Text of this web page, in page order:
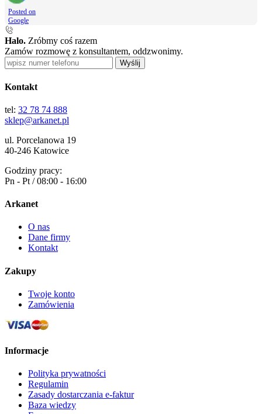
Posted on
Google
Halo. Zróbmy coś razem
Zamów rozmowę z konsultantem, oddzwonimy.
Wyślij
Kontakt
tel: 32 78 74 888
sklep@arkanet.pl
ul. Porcelanowa 19
40-246 Katowice
Godziny pracy:
Pn - Pt / 08:00 - 16:00
Arkanet
O nas
Dane firmy
Kontakt
Zakupy
Twoje konto
Zamówienia
Informacje
Polityka prywatności
Regulamin
Zasady dostarczania e-faktur
Baza wiedzy